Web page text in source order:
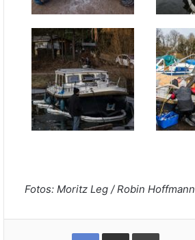
Fotos: Moritz Leg / Robin Hoffmann